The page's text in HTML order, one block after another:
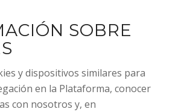
SOBRE
y dispositivos similares para
en la Plataforma, conocer
con nosotros y, en